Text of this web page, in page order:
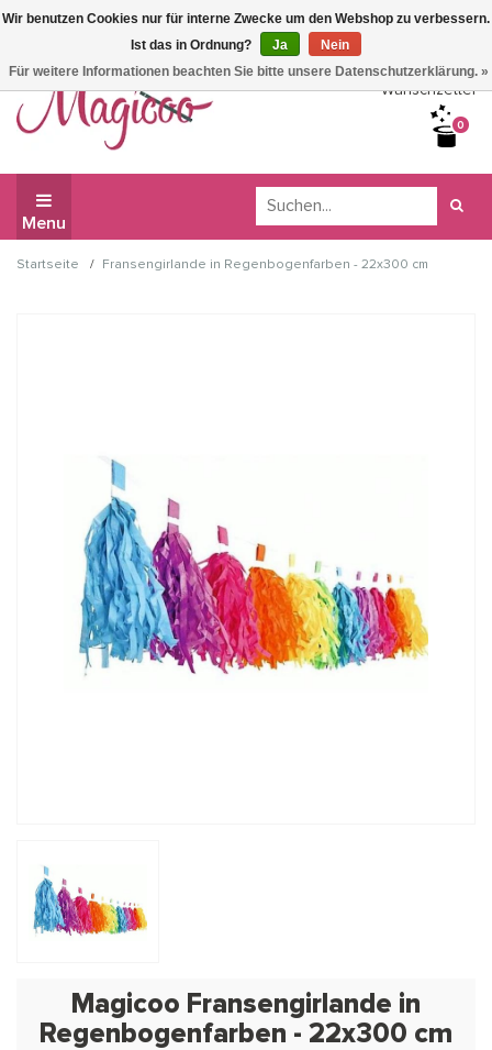
Wir haben Betriebsferien, daher können Sie derzeit nicht
bestellen.
Wunschzettel
0
Menu
Startseite / Fransengirlande in Regenbogenfarben - 22x300 cm
Magicoo Fransengirlande in
Regenbogenfarben - 22x300 cm
Wir benutzen Cookies nur für interne Zwecke um den Webshop zu verbessern.
Ist das in Ordnung?
Ja
Nein
Für weitere Informationen beachten Sie bitte unsere Datenschutzerklärung. »